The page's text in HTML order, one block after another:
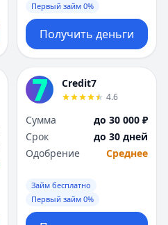
Первый займ 0%
Получить деньги
Credit7
4.6
Сумма
до 30 000 ₽
Срок
до 30 дней
Одобрение
Среднее
Займ бесплатно
Первый займ 0%